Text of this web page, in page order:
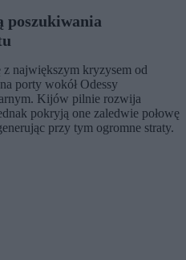
poszukiwania
największym kryzysem od
porty wokół Odessy
Kijów pilnie rozwija
pokryją one zaledwie połowę
przy tym ogromne straty.